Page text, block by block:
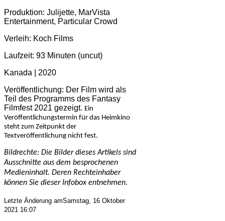
Produktion: Julijette, MarVista
Entertainment, Particular Crowd
Verleih: Koch Films
Laufzeit: 93 Minuten (uncut)
Kanada | 2020
Veröffentlichung: Der Film wird als
Teil des Programms des Fantasy
Filmfest 2021 gezeigt. Ein
Veröffentlichungstermin für das Heimkino
steht zum Zeitpunkt der
Textveröffentlichung nicht fest.
Bildrechte: Die Bilder dieses Artikels sind
Ausschnitte aus dem besprochenen
Medieninhalt. Deren Rechteinhaber
können Sie dieser Infobox entnehmen.
Letzte Änderung amSamstag, 16 Oktober
2021 16:07